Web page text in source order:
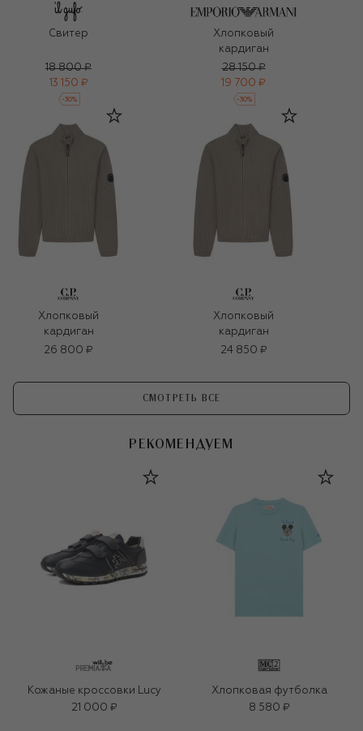
Свитер
18 800 ₽
13 150 ₽
-30%
Хлопковый
кардиган
28 150 ₽
19 700 ₽
-30%
Хлопковый
кардиган
26 800 ₽
Хлопковый
кардиган
24 850 ₽
СМОТРЕТЬ ВСЕ
РЕКОМЕНДУЕМ
Кожаные кроссовки Lucy
21 000 ₽
Хлопковая футболка
8 580 ₽